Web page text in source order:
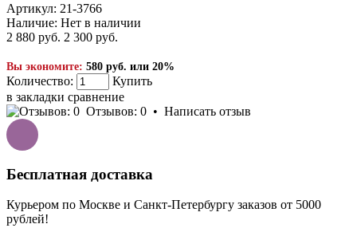
Артикул: 21-3766
Наличие: Нет в наличии
2 880 руб. 2 300 руб.
Вы экономите: 580 руб. или 20%
Количество:
Купить
в закладки сравнение
Отзывов: 0 • Написать отзыв
Бесплатная доставка
Курьером по Москве и Санкт-Петербургу заказов от 5000
рублей!